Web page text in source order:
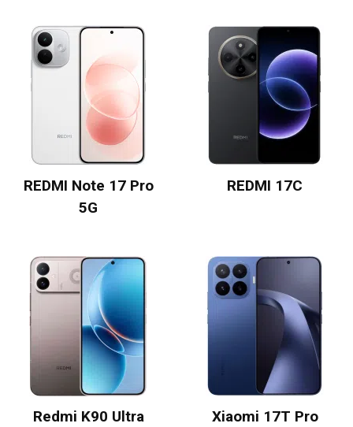
REDMI Note 17 Pro
5G
REDMI 17C
Redmi K90 Ultra Xiaomi 17T Pro